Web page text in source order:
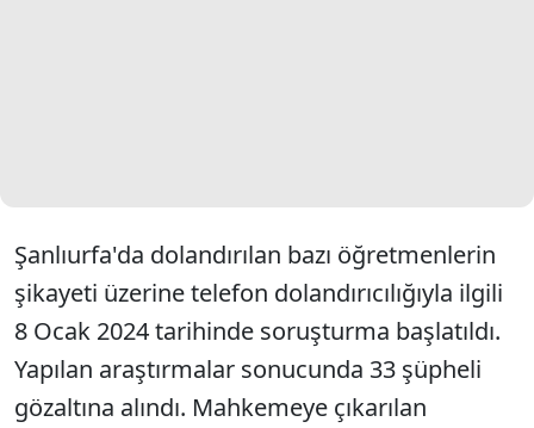
Şanlıurfa'da dolandırılan bazı öğretmenlerin
şikayeti üzerine telefon dolandırıcılığıyla ilgili
8 Ocak 2024 tarihinde soruşturma başlatıldı.
Yapılan araştırmalar sonucunda 33 şüpheli
gözaltına alındı. Mahkemeye çıkarılan